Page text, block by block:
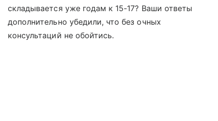
складывается уже годам к 15-17? Ваши ответы
дополнительно убедили, что без очных
консультаций не обойтись.